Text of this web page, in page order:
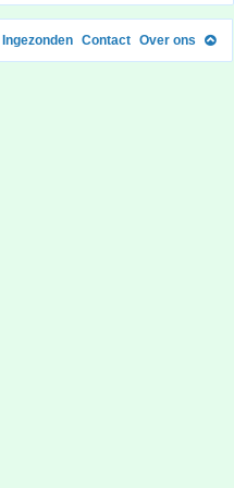
Ingezonden Contact Over ons